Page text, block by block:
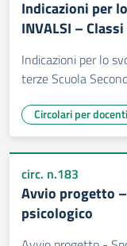
Indicazioni per
INVALSI –
Indicazioni per lo
terze Scuola
Circolari per
circ. n.183
Avvio progetto
psicologico